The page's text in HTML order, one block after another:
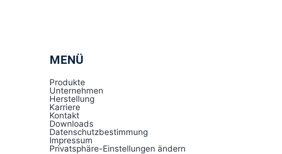
MENÜ
Produkte
Unternehmen
Herstellung
Karriere
Kontakt
Downloads
Datenschutzbestimmung
Impressum
Privatsphäre-Einstellungen ändern